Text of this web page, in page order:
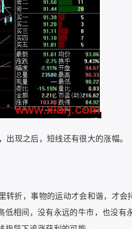
现之后，短线还有很大的涨幅。
转折，事物的运动才会和谐，才会
相间，没有永远的牛市，也没有